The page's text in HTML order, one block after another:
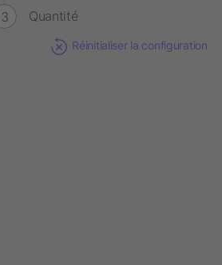
Quantité
Réinitialiser la configuration